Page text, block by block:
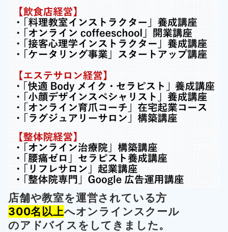
店舗や教室を運営されている方
300名以上へオンラインスクール
のアドバイスをしてきました。